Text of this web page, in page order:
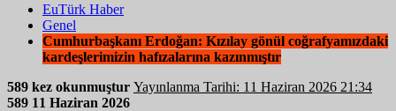
EuTürk Haber
Genel
Cumhurbaşkanı Erdoğan: Kızılay gönül coğrafyamızdaki
kardeşlerimizin hafızalarına kazınmıştır
589 kez okunmuştur
Yayınlanma Tarihi: 11 Haziran 2026 21:34
589 11 Haziran 2026